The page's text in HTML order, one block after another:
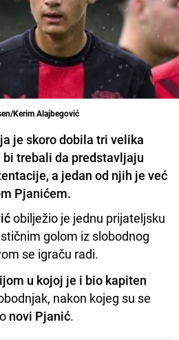
Kerim Alajbegović
je skoro dobila tri velika
trebali da predstavljaju
a jedan od njih je već
Pjanićem.
obilježio je jednu prijateljsku
golom iz slobodnog
se igraču radi.
u kojoj je i bio kapiten
nakon kojeg su se
novi Pjanić.